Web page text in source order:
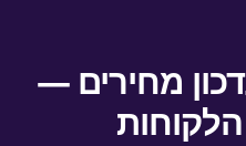
מחירים —